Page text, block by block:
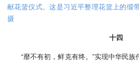
献花篮仪式。这是习近平整理花篮上的缎
摄
十四
“靡不有初，鲜克有终。”实现中华民